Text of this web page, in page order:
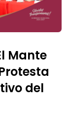
Mante
del